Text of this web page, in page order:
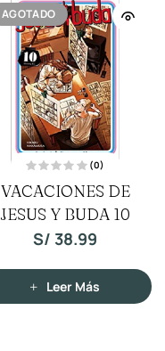
AGOTADO
a
l
o
r
o
0
e
(0)
VACACIONES DE
JESUS Y BUDA 10
S/ 38.99
Leer Más